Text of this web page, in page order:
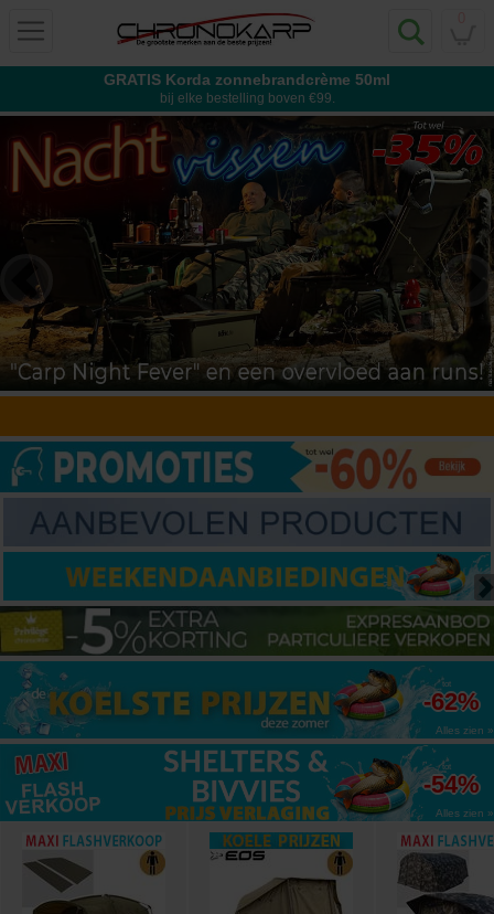
GRATIS Korda zonnebrandcrème 50ml
bij elke bestelling boven €99.
tot
-62%
Alles zien »
tot
-54%
Alles zien »